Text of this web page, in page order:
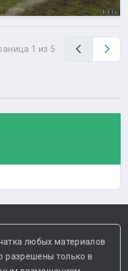
1 из 5 Назад
любых материалов
разрешены только в